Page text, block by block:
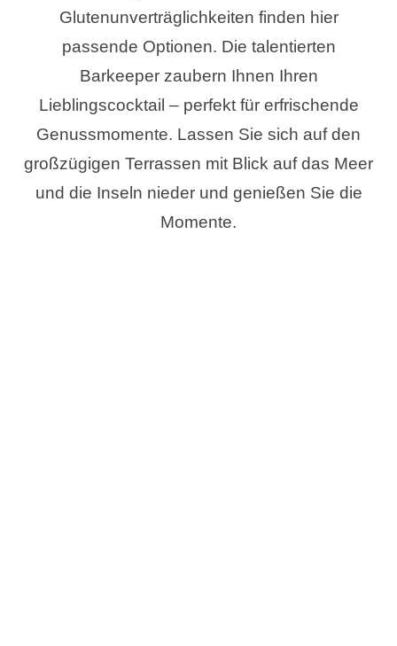
Glutenunverträglichkeiten finden hier
passende Optionen. Die talentierten
Barkeeper zaubern Ihnen Ihren
Lieblingscocktail – perfekt für erfrischende
Genussmomente. Lassen Sie sich auf den
großzügigen Terrassen mit Blick auf das Meer
und die Inseln nieder und genießen Sie die
Momente.